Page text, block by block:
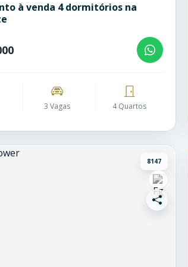
à venda 4 dormitórios na
3 Vagas 4 Quartos
8147